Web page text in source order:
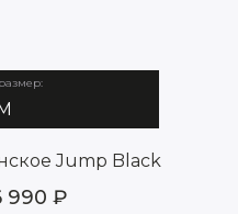
Jump Black
990